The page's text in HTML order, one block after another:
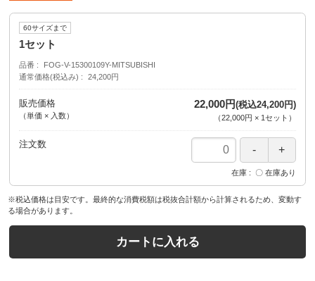
60サイズまで
1セット
品番
FOG-V-15300109Y-MITSUBISHI
通常価格(税込み)
24,200円
販売価格
（単価 × 入数）
22,000円(税込24,200円)
（22,000円 × 1セット ）
注文数
在庫 〇 在庫あり
※税込価格は目安です。最終的な消費税額は税抜合計額から計算されるため、変動す
る場合があります。
カートに入れる